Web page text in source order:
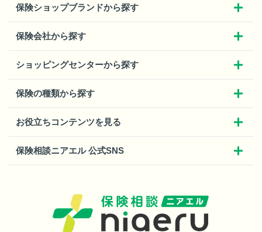
保険ショップブランドから探す
保険会社から探す
ショッピングセンターから探す
保険の種類から探す
お役立ちコンテンツを見る
保険相談ニアエル 公式SNS